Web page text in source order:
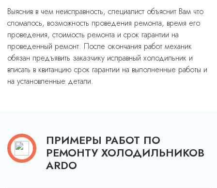
Выяснив в чем неисправность, специалист объяснит Вам что
сломалось, возможность проведения ремонта, время его
проведения, стоимость ремонта и срок гарантии на
проведенный ремонт. После окончания работ механик
обязан предъявить заказчику исправный холодильник и
вписать в квитанцию срок гарантии на выполненные работы и
на установленные детали.
ПРИМЕРЫ РАБОТ ПО
РЕМОНТУ ХОЛОДИЛЬНИКОВ
ARDO